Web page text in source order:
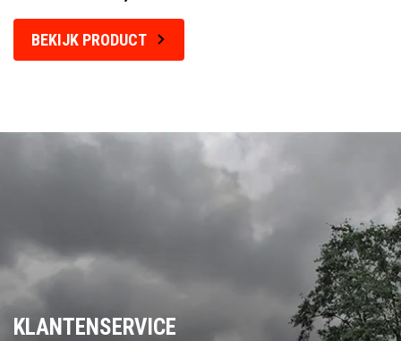
BEKIJK PRODUCT
KLANTENSERVICE